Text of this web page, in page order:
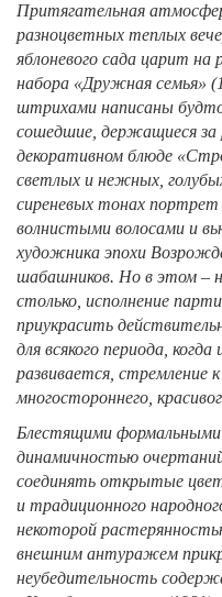
Притягательная
разноцветных теплых
яблоневого сада царит на
набора «Дружная семья»
штрихами написаны
сошедшие, держащиеся
декоративном блюде
светлых и нежных,
сиреневых тонах
волнистыми волосами и
художника эпохи
шабашников. Но в этом –
столько, исполнение
приукрасить
для всякого периода,
развивается, стремление
многостороннего,
Блестящими формальными
динамичностью
соединять открытые
и традиционного
некоторой
внешним антуражем
неубедительность